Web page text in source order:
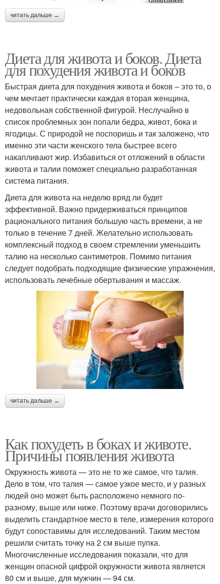
читать дальше →
Диета для живота и боков. Диета
для похудения живота и боков
Быстрая диета для похудения живота и боков – это то, о
чем мечтает практически каждая вторая женщина,
недовольная собственной фигурой. Неслучайно в
список проблемных зон попали бедра, живот, бока и
ягодицы. С природой не поспоришь и так заложено, что
именно эти части женского тела быстрее всего
накапливают жир. Избавиться от отложений в области
живота и талии поможет специально разработанная
система питания.
Диета для живота на неделю вряд ли будет
эффективной. Важно придерживаться принципов
рационального питания большую часть времени, а не
только в течение 7 дней. Желательно использовать
комплексный подход в своем стремлении уменьшить
талию на несколько сантиметров. Помимо питания
следует подобрать подходящие физические упражнения,
использовать лечебные обертывания и массаж.
читать дальше →
Как похудеть в боках и животе.
Причины появления живота
Окружность живота — это не то же самое, что талия.
Дело в том, что талия — самое узкое место, и у разных
людей оно может быть расположено немного по-
разному, выше или ниже. Поэтому врачи договорились
выделить стандартное место в теле, измерения которого
будут сопоставимы для исследований. Таким местом
решили считать точку на 2 см выше пупка.
Многочисленные исследования показали, что для
женщин опасной цифрой окружности живота является
80 см и выше, для мужчин — 94 см.